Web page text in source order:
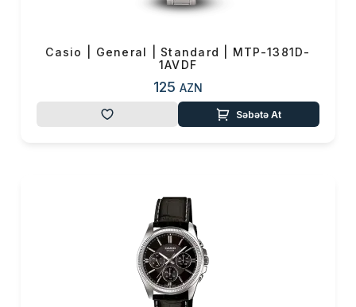
Casio | General | Standard | MTP-1381D-
1AVDF
125 AZN
Səbətə At
Məhsul(lar) səbətə əlavə edildi
Sifarişin detalları